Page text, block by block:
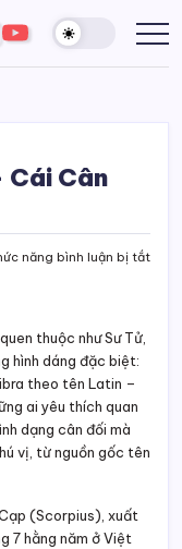
t.me/
https://
Cái Cân
năng bình luận bị tắtở
thuộc như Sư Tử,
hình dáng đặc biệt:
theo tên Latin –
ai yêu thích quan
dạng cân đối mà
vị, từ nguồn gốc tên
(Scorpius), xuất
7 hằng năm ở Việt